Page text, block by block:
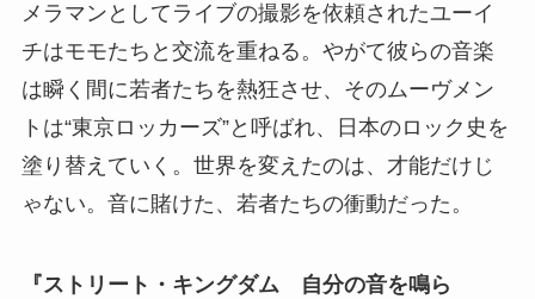
メラマンとしてライブの撮影を依頼されたユーイ
チはモモたちと交流を重ねる。やがて彼らの音楽
は瞬く間に若者たちを熱狂させ、そのムーヴメン
トは“東京ロッカーズ”と呼ばれ、日本のロック史を
塗り替えていく。世界を変えたのは、才能だけじ
ゃない。音に賭けた、若者たちの衝動だった。
『ストリート・キングダム 自分の音を鳴ら